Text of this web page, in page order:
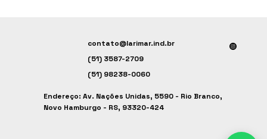
contato@larimar.ind.br
(51) 3587-2709
(51) 98238-0060
Endereço: Av. Nações Unidas, 5590 - Rio Branco,
Novo Hamburgo - RS, 93320-424